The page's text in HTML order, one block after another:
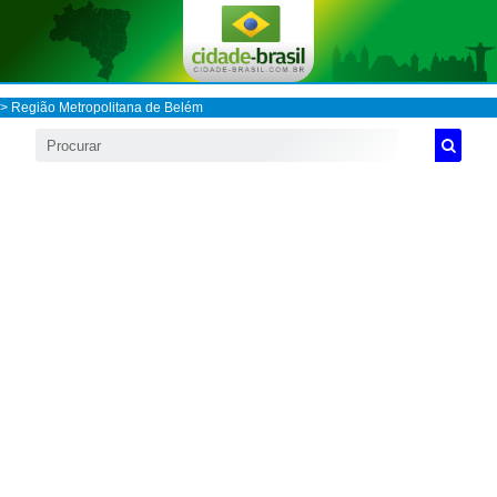
> Região Metropolitana de Belém